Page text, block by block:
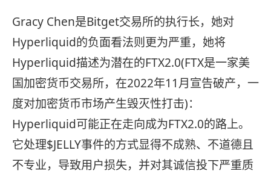
Gracy Chen是Bitget交易所的执行长，她对
Hyperliquid的负面看法则更为严重，她将
Hyperliquid描述为潜在的FTX2.0(FTX是一家美
国加密货币交易所，在2022年11月宣告破产，一
度对加密货币市场产生毁灭性打击)：
Hyperliquid可能正在走向成为FTX2.0的路上。
它处理$JELLY事件的方式显得不成熟、不道德且
不专业，导致用户损失，并对其诚信投下严重质